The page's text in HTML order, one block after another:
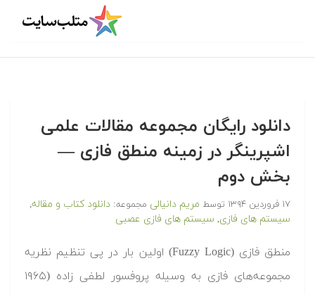
دانلود رایگان مجموعه مقالات علمی
اشپرینگر در زمینه منطق فازی —
بخش دوم
۱۷ فروردین ۱۳۹۴ توسط مریم دانیالی مجموعه: دانلود کتاب و مقاله,
سیستم های فازی, سیستم های فازی عصبی
منطق فازی (Fuzzy Logic) اولین بار در پی تنظیم نظریه
مجموعه‌های فازی به وسیله پروفسور لطفی زاده (۱۹۶۵